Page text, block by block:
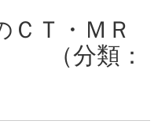
ＣＴ・ＭＲ
類：